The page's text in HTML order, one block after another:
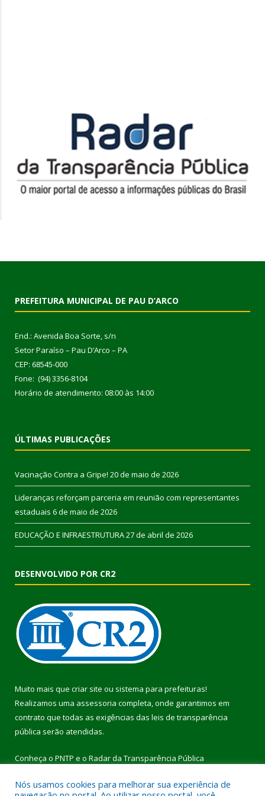
PREFEITURA MUNICIPAL DE PAU D’ARCO
End.: Avenida Boa Sorte, s/n
Setor Paraíso – Pau D’Arco – PA
CEP: 68545-000
Fone: (94) 3356-8104
Horário de atendimento: 08:00 às 14:00
ÚLTIMAS PUBLICAÇÕES
Vacinação Contra a Gripe! 20 de maio de 2026
Lideranças reforçam parceria em reunião com representantes
estaduais 6 de maio de 2026
EDUCAÇÃO E INFRAESTRUTURA27 de abril de 2026
DESENVOLVIDO POR CR2
Muito mais que criar site ou sistema para prefeituras!
Realizamos uma assessoria completa, onde garantimos em
contrato que todas as exigências das leis de transparência
pública serão atendidas.
Conheça o PNTP e o Radar da Transparência Pública
Nós usamos cookies para melhorar sua experiência de